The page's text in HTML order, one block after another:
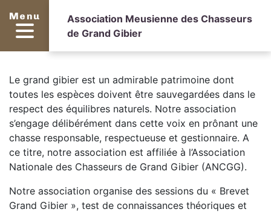
Menu
Association Meusienne des Chasseurs
de Grand Gibier
Le grand gibier est un admirable patrimoine dont
toutes les espèces doivent être sauvegardées dans le
respect des équilibres naturels. Notre association
s’engage délibérément dans cette voix en prônant une
chasse responsable, respectueuse et gestionnaire. A
ce titre, notre association est affiliée à l’Association
Nationale des Chasseurs de Grand Gibier (ANCGG).
Notre association organise des sessions du « Brevet
Grand Gibier », test de connaissances théoriques et